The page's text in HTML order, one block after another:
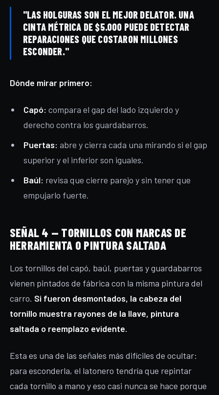
"LAS HOLGURAS SON EL MEJOR DELATOR. UNA
CINTA MÉTRICA DE $5.000 PUEDE DETECTAR
REPARACIONES QUE COSTARON MILLONES
ESCONDER."
Dónde mirar primero:
Capó: compara el gap del lado izquierdo y
derecho contra los guardabarros.
Puertas: abre y cierra cada una mirando si el gap
superior y el inferior son iguales.
Baúl: revisa que cierre parejo y sin tener que
empujarlo fuerte.
SEÑAL 4 — TORNILLOS CON MARCAS DE
HERRAMIENTA O PINTURA SALTADA
Los tornillos del capó, baúl, puertas y guardabarros
vienen pintados de fábrica con la misma pintura del
carro. Si fueron desmontados, la cabeza del
tornillo muestra rayones de la llave, pintura
saltada o reemplazo evidente.
Esta es una de las señales más difíciles de ocultar:
para esconderla, el latonero tendría que repintar
cada tornillo a mano y eso casi nunca se hace porque